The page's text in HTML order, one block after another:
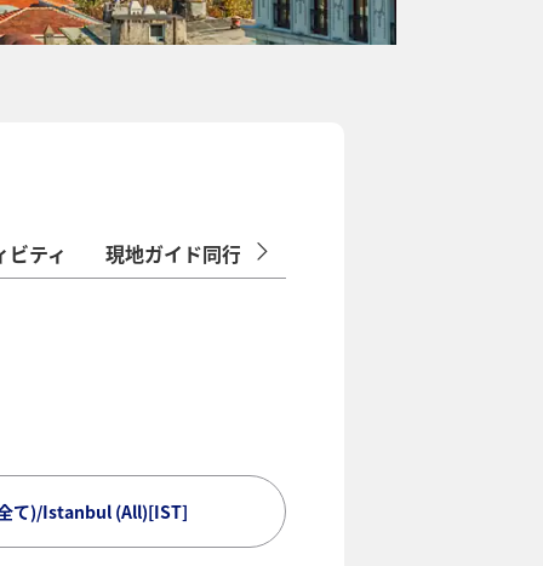
ビティ 現地ガイド同行/添乗員同行ツアー
て)/Istanbul (All)[IST]